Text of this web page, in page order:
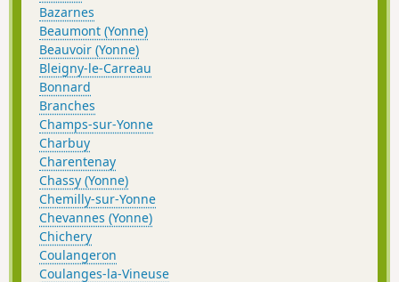
Bazarnes
Beaumont (Yonne)
Beauvoir (Yonne)
Bleigny-le-Carreau
Bonnard
Branches
Champs-sur-Yonne
Charbuy
Charentenay
Chassy (Yonne)
Chemilly-sur-Yonne
Chevannes (Yonne)
Chichery
Coulangeron
Coulanges-la-Vineuse